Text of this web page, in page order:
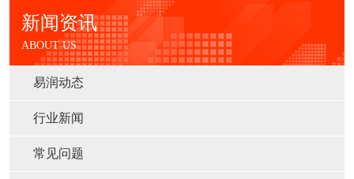
新闻资讯
ABOUT US
易润动态
行业新闻
常见问题